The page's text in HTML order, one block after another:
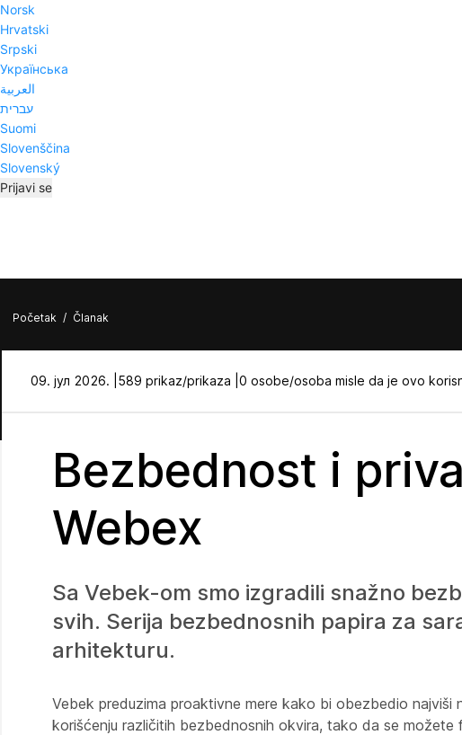
Norsk
Hrvatski
Srpski
Українська
العربية
עברית
Suomi
Slovenščina
Slovenský
Prijavi se
Početak / Članak
09. јул 2026. | 589 prikaz/prikaza | 0 osobe/osoba misle da je ovo
Bezbednost i
Webex
Sa Vebek-om smo izgradili snažno
svih. Serija bezbednosnih papira za
arhitekturu.
Vebek preduzima proaktivne mere kako bi obezbedio
korišćenju različitih bezbednosnih okvira, tako da se